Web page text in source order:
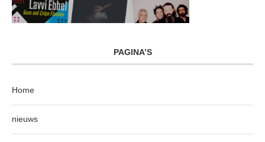
PAGINA’S
Home
nieuws